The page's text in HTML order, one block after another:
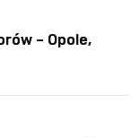
– Opole,